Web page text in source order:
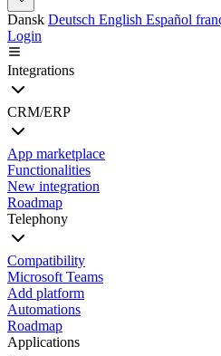
Dansk Deutsch English Español
Login
Integrations
CRM/ERP
App marketplace
Functionalities
New integration
Roadmap
Telephony
Compatibility
Microsoft Teams
Add platform
Automations
Roadmap
Applications